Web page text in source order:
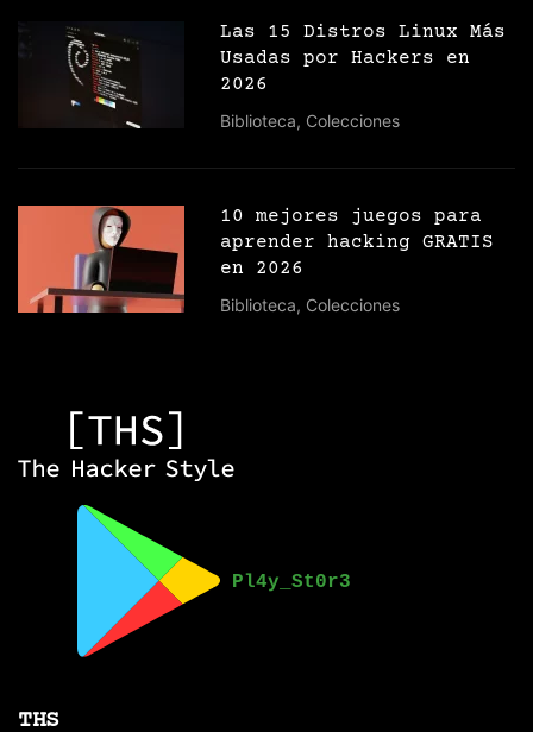
Las 15 Distros Linux Más
Usadas por Hackers en
2026
Biblioteca, Colecciones
10 mejores juegos para
aprender hacking GRATIS
en 2026
Biblioteca, Colecciones
THS